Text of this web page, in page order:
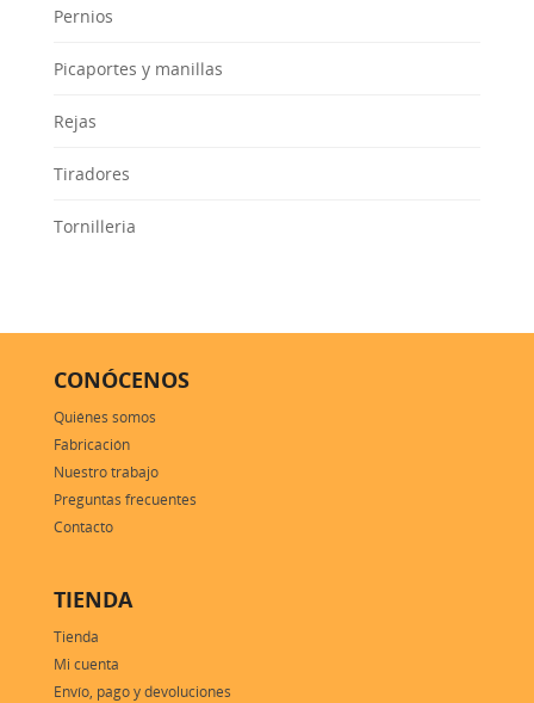
Pernios
Picaportes y manillas
Rejas
Tiradores
Tornilleria
CONÓCENOS
Quiénes somos
Fabricación
Nuestro trabajo
Preguntas frecuentes
Contacto
TIENDA
Tienda
Mi cuenta
Envío, pago y devoluciones